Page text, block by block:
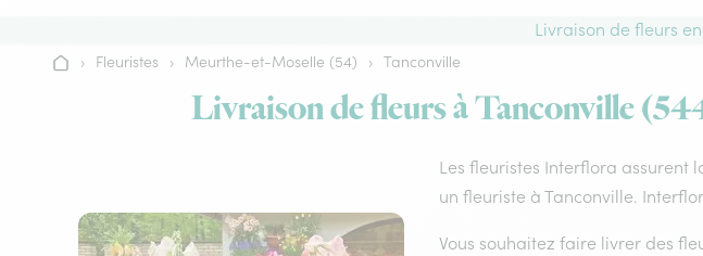
Livraison de fleurs
Accueil
› Fleuristes › Meurthe-et-Moselle (54) › Tanconville
Livraison de fleurs à Tanconville
Les fleuristes Interflora assurent
un fleuriste à Tanconville.
Vous souhaitez faire livrer des